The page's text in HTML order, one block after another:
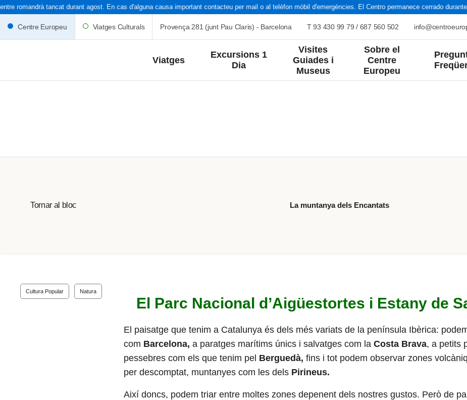
romandrà tancat durant agost. En cas d'alguna causa important contacteu per mail o al telèfon mòbil d'emergències. El Centro permanece cerrado
Centre Europeu Viatges Culturals Provença 281 (junt Pau Claris) - Barcelona T93 430 99 79 / 687 560 502
Viatges
Excursions 1
Dia
Visites
Guiades i
Museus
Sobre el
Centre
Europeu
Tornar al bloc La muntanya dels Encantats
Cultura Popular Natura
El Parc Nacional d’Aigüestortes i Estany de
El paisatge que tenim a Catalunya és dels més variats de la península Ibèrica:
com Barcelona, a paratges marítims únics i salvatges com la Costa Brava, a petits
pessebres com els que tenim pel Berguedà, fins i tot podem observar zones
per descomptat, muntanyes com les dels Pirineus.
Així doncs, podem triar entre moltes zones depenent dels nostres gustos. Però de